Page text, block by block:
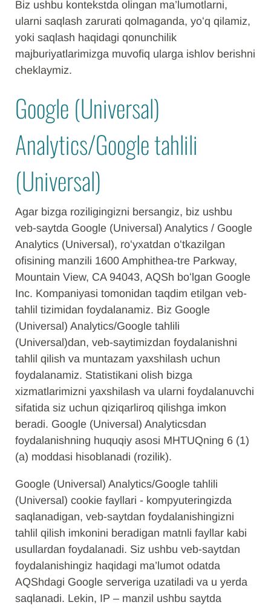
Biz ushbu kontekstda olingan ma’lumotlarni,
ularni saqlash zarurati qolmaganda, yoʻq qilamiz,
yoki saqlash haqidagi qonunchilik
majburiyatlarimizga muvofiq ularga ishlov berishni
cheklaymiz.
Google (Universal)
Analytics/Google tahlili
(Universal)
Agar bizga roziligingizni bersangiz, biz ushbu
veb-saytda Google (Universal) Analytics / Google
Analytics (Universal), roʻyxatdan oʻtkazilgan
ofisining manzili 1600 Amphithea-tre Parkway,
Mountain View, CA 94043, AQSh boʻlgan Google
Inc. Kompaniyasi tomonidan taqdim etilgan veb-
tahlil tizimidan foydalanamiz. Biz Google
(Universal) Analytics/Google tahlili
(Universal)dan, veb-saytimizdan foydalanishni
tahlil qilish va muntazam yaxshilash uchun
foydalanamiz. Statistikani olish bizga
xizmatlarimizni yaxshilash va ularni foydalanuvchi
sifatida siz uchun qiziqarliroq qilishga imkon
beradi. Google (Universal) Analyticsdan
foydalanishning huquqiy asosi MHTUQning 6 (1)
(a) moddasi hisoblanadi (rozilik).
Google (Universal) Analytics/Google tahlili
(Universal) cookie fayllari - kompyuteringizda
saqlanadigan, veb-saytdan foydalanishingizni
tahlil qilish imkonini beradigan matnli fayllar kabi
usullardan foydalanadi. Siz ushbu veb-saytdan
foydalanishingiz haqidagi ma’lumot odatda
AQShdagi Google serveriga uzatiladi va u yerda
saqlanadi. Lekin, IP – manzil ushbu saytda